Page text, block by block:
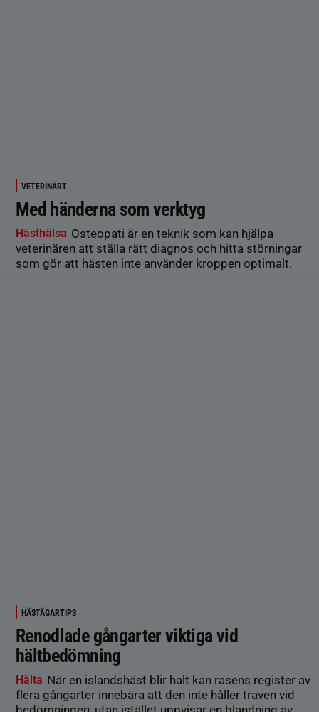
VETERINÄRT
Med händerna som verktyg
Hästhälsa Osteopati är en teknik som kan hjälpa
veterinären att ställa rätt diagnos och hitta störningar
som gör att hästen inte använder kroppen optimalt.
HÄSTÄGARTIPS
Renodlade gångarter viktiga vid
hältbedömning
Hälta När en islandshäst blir halt kan rasens register av
flera gångarter innebära att den inte håller traven vid